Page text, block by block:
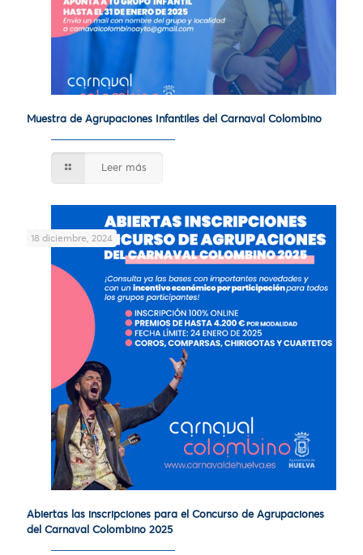
Muestra de Agrupaciones Infantiles del Carnaval Colombino
Leer más
18 diciembre, 2024
Abiertas las inscripciones para el Concurso de Agrupaciones
del Carnaval Colombino 2025